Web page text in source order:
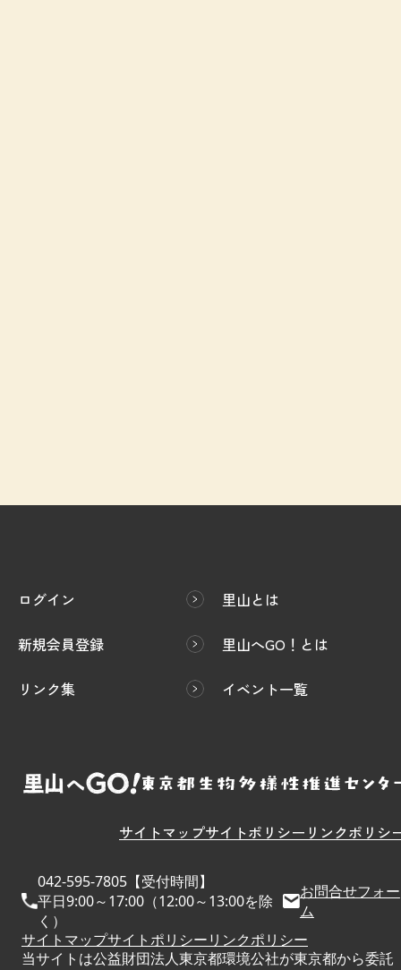
ログイン
新規会員登録
リンク集
里山とは
里山へGO！とは
イベント一覧
サイトマップサイトポリシー リンクポリシ
042-595-7805【受付時間】
平日9:00～17:00（12:00～13:00を除
く）
お問合せフォー
ム
サイトマップサイトポリシーリンクポリシー
当サイトは公益財団法人東京都環境公社が東京都から委託